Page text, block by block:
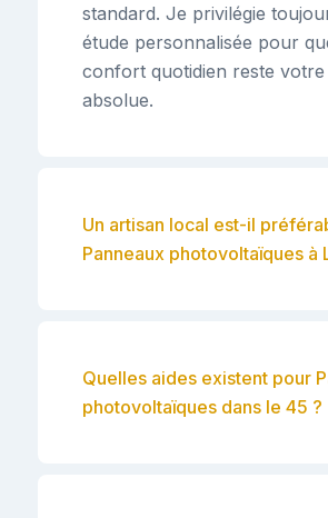
standard. Je privilégie
étude personnalisée pour
confort quotidien reste
absolue.
Un artisan local est-il
Panneaux photovoltaïques à
Quelles aides existent pour
photovoltaïques dans le 45 ?